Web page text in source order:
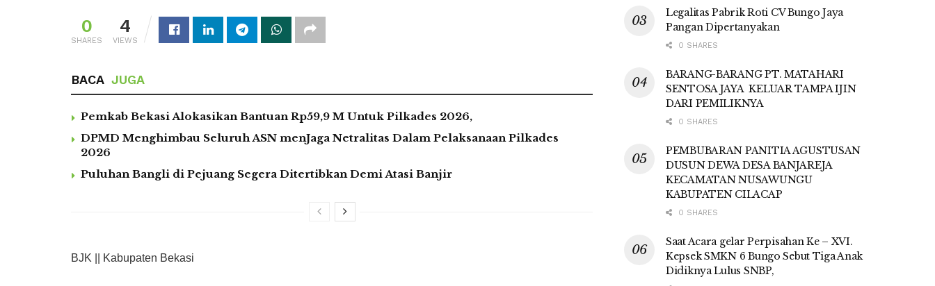
0
SHARES
4
VIEWS
BACA JUGA
Pemkab Bekasi Alokasikan Bantuan Rp59,9 M Untuk Pilkades 2026,
DPMD Menghimbau Seluruh ASN menJaga Netralitas Dalam Pelaksanaan Pilkades
2026
Puluhan Bangli di Pejuang Segera Ditertibkan Demi Atasi Banjir
BJK || Kabupaten Bekasi
Legalitas Pabrik Roti CV Bungo Jaya
Pangan Dipertanyakan
0 SHARES
BARANG-BARANG PT. MATAHARI
SENTOSA JAYA KELUAR TAMPA IJIN
DARI PEMILIKNYA
0 SHARES
PEMBUBARAN PANITIA AGUSTUSAN
DUSUN DEWA DESA BANJAREJA
KECAMATAN NUSAWUNGU
KABUPATEN CILACAP
0 SHARES
Saat Acara gelar Perpisahan Ke – XVI.
Kepsek SMKN 6 Bungo Sebut Tiga Anak
Didiknya Lulus SNBP,